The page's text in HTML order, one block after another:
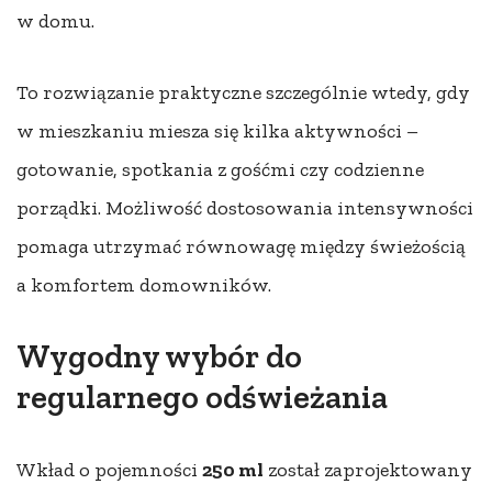
w domu.
To rozwiązanie praktyczne szczególnie wtedy, gdy
w mieszkaniu miesza się kilka aktywności –
gotowanie, spotkania z gośćmi czy codzienne
porządki. Możliwość dostosowania intensywności
pomaga utrzymać równowagę między świeżością
a komfortem domowników.
Wygodny wybór do
regularnego odświeżania
Wkład o pojemności 250 ml został zaprojektowany